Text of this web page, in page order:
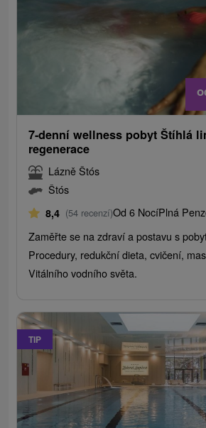
7-denní wellness pobyt Štíhlá
regenerace
Lázně Štós
Štós
8,4 (54 recenzí)Od 6 NocíPlná
Zaměřte se na zdraví a postavu s
Procedury, redukční dieta, cvičení,
Vitálního vodního světa.
TIP